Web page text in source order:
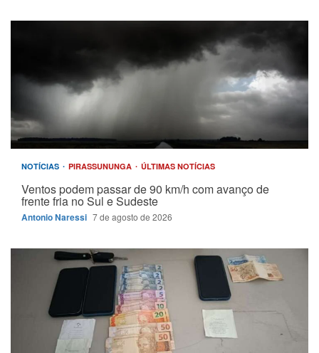
NOTÍCIAS PIRASSUNUNGA ÚLTIMAS NOTÍCIAS
Ventos podem passar de 90 km/h com avanço de
frente fria no Sul e Sudeste
Antonio Naressi 7 de agosto de 2026